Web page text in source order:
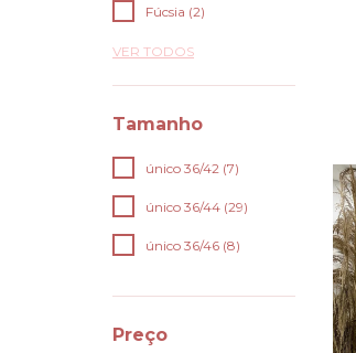
Fúcsia (2)
VER TODOS
Tamanho
único 36/42 (7)
único 36/44 (29)
único 36/46 (8)
Preço